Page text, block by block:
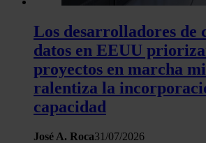
Los desarrolladores de
datos en EEUU
proyectos en marcha
ralentiza la
capacidad
José A. Roca31/07/2026